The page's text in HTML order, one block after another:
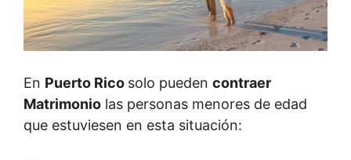
En Puerto Rico solo pueden contraer
Matrimonio las personas menores de edad
que estuviesen en esta situación: